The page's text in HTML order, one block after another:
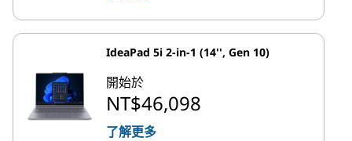
IdeaPad 5i 2-in-1 (14'', Gen 10)
開始於
NT$46,098
了解更多